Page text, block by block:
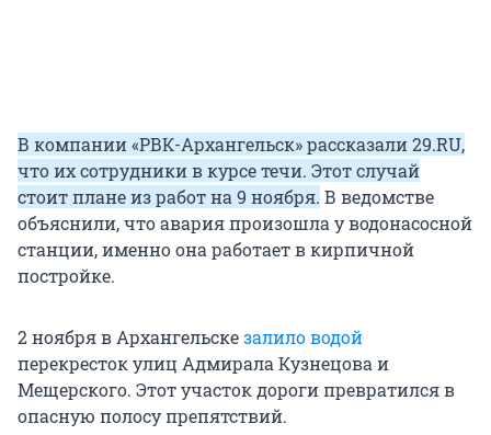
В компании «РВК-Архангельск» рассказали 29.RU,
что их сотрудники в курсе течи. Этот случай
стоит плане из работ на 9 ноября. В ведомстве
объяснили, что авария произошла у водонасосной
станции, именно она работает в кирпичной
постройке.
2 ноября в Архангельскезалило водой
перекресток улиц Адмирала Кузнецова и
Мещерского. Этот участок дороги превратился в
опасную полосу препятствий.